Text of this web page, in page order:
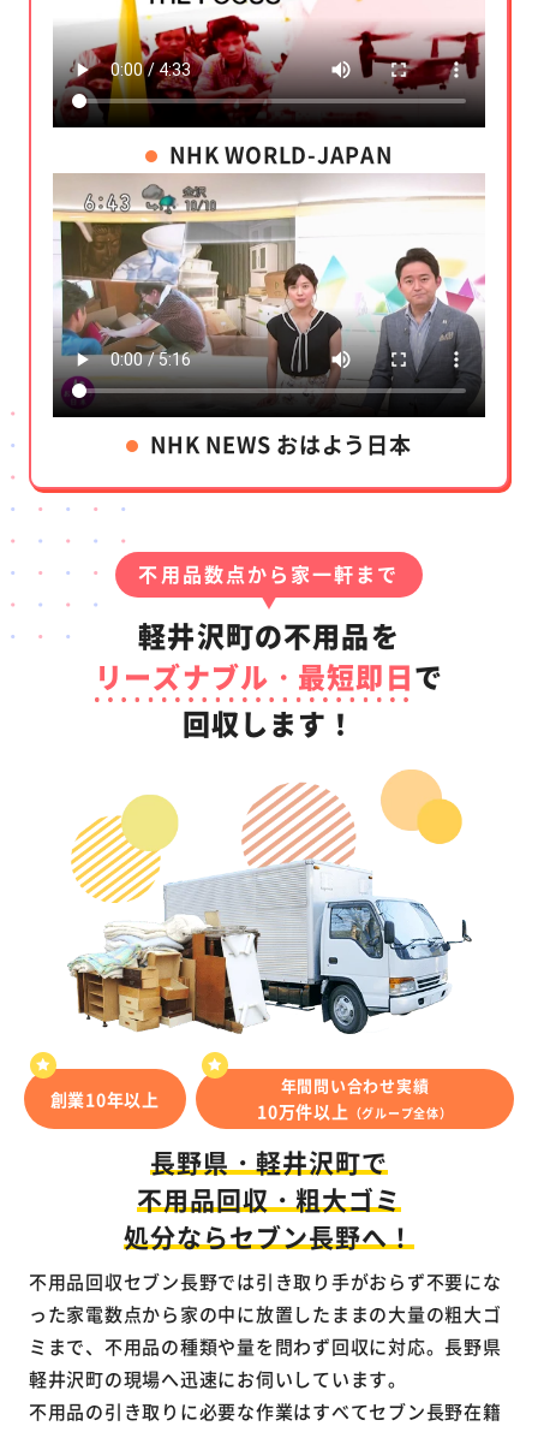
NHK WORLD-JAPAN
NHK NEWS おはよう日本
不用品数点から家一軒まで
軽井沢町の不用品を
リーズナブル・最短即日で
回収します！
創業10年以上
年間問い合わせ実績
10万件以上 （グループ全体）
長野県・軽井沢町で
不用品回収・粗大ゴミ
処分ならセブン長野へ！
不用品回収セブン長野では引き取り手がおらず不要にな
った家電数点から家の中に放置したままの大量の粗大ゴ
ミまで、不用品の種類や量を問わず回収に対応。長野県
軽井沢町の現場へ迅速にお伺いしています。
不用品の引き取りに必要な作業はすべてセブン長野在籍